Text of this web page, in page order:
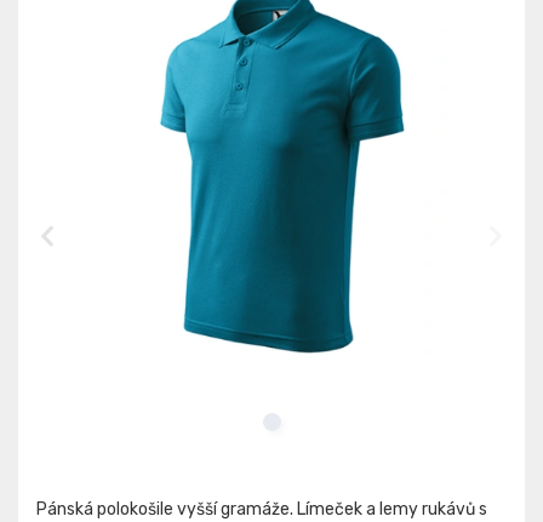
Pánská polokošile vyšší gramáže. Límeček a lemy rukávů s